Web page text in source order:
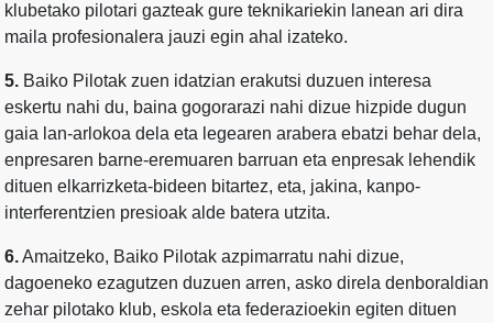
klubetako pilotari gazteak gure teknikariekin lanean ari dira
maila profesionalera jauzi egin ahal izateko.
5. Baiko Pilotak zuen idatzian erakutsi duzuen interesa
eskertu nahi du, baina gogorarazi nahi dizue hizpide dugun
gaia lan-arlokoa dela eta legearen arabera ebatzi behar dela,
enpresaren barne-eremuaren barruan eta enpresak lehendik
dituen elkarrizketa-bideen bitartez, eta, jakina, kanpo-
interferentzien presioak alde batera utzita.
6.Amaitzeko, Baiko Pilotak azpimarratu nahi dizue,
dagoeneko ezagutzen duzuen arren, asko direla denboraldian
zehar pilotako klub, eskola eta federazioekin egiten dituen